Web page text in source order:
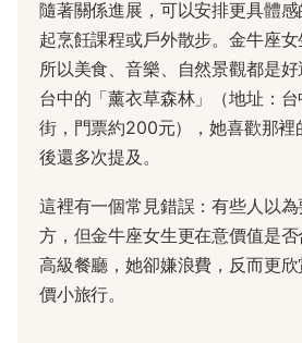
隨著關係進展，可以安排更具體
起烹飪課程或戶外散步。金牛座女
所以美食、音樂、自然景觀都是
台中的「薰衣草森林」（地址：
街，門票約200元），她喜歡那裡
後還多次提及。
這裡有一個常見錯誤：有些人以
方，但金牛座女生更在意價值是
高級餐廳，她卻嫌浪費，反而更
價小旅行。